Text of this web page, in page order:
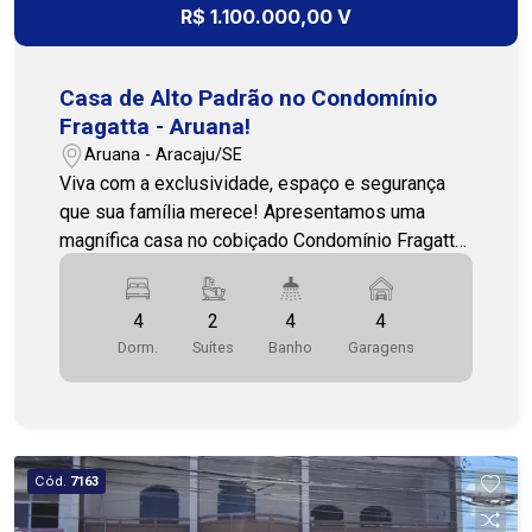
R$ 1.100.000,00 V
Casa de Alto Padrão no Condomínio
Fragatta - Aruana!
Aruana - Aracaju/SE
Viva com a exclusividade, espaço e segurança
que sua família merece! Apresentamos uma
magnífica casa no cobiçado Condomínio Fragatta,
na Aruana, combinando conforto e uma
localização privilegiada, próxima à praia e ao
novo eixo de desenvolvimento da Zona de
Expansão. Detalhes Imponentes do Imóvel: Área
Construída: 285m² de puro requinte e ambientes
office e quarto de hóspedes. 2 Suítes:
Oferecendo o máximo de privacidade e conforto
para os moradores. Sala Ampla: Ideal para
4
Dorm.
2
Suítes
4
Banho
4
Garagens
Cód. 7163